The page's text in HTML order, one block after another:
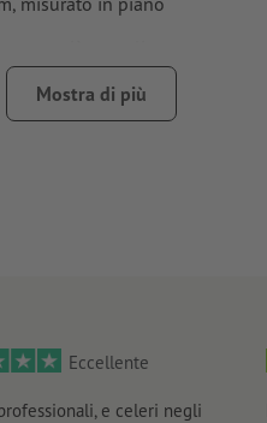
solo motivo.
Mostra di più
Eccellente
e celeri negli